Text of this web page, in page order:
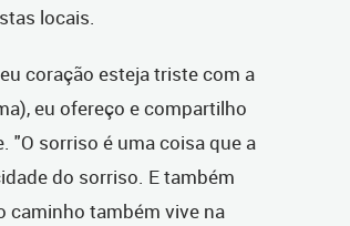
locais.
coração esteja triste com a
eu ofereço e compartilho
"O sorriso é uma coisa que a
do sorriso. E também
caminho também vive na